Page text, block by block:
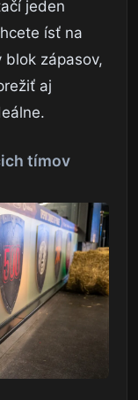
jeden
ísť na
zápasov,
aj
tímov